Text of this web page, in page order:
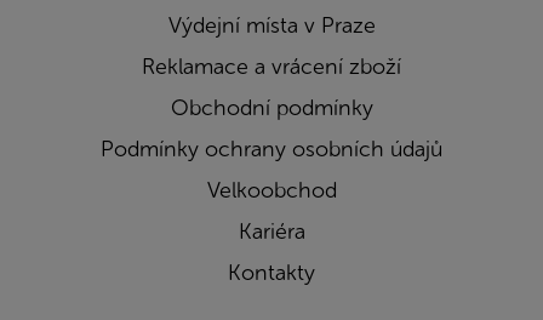
Výdejní místa v Praze
Reklamace a vrácení zboží
Obchodní podmínky
Podmínky ochrany osobních údajů
Velkoobchod
Kariéra
Kontakty